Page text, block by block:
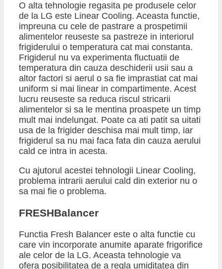
O alta tehnologie regasita pe produsele celor
de la LG este Linear Cooling. Aceasta functie,
impreuna cu cele de pastrare a prospetimii
alimentelor reuseste sa pastreze in interiorul
frigiderului o temperatura cat mai constanta.
Frigiderul nu va experimenta fluctuatii de
temperatura din cauza deschiderii usii sau a
altor factori si aerul o sa fie imprastiat cat mai
uniform si mai linear in compartimente. Acest
lucru reuseste sa reduca riscul stricarii
alimentelor si sa le mentina proaspete un timp
mult mai indelungat. Poate ca ati patit sa uitati
usa de la frigider deschisa mai mult timp, iar
frigiderul sa nu mai faca fata din cauza aerului
cald ce intra in acesta.
Cu ajutorul acestei tehnologii Linear Cooling,
problema intrarii aerului cald din exterior nu o
sa mai fie o problema.
FRESHBalancer
Functia Fresh Balancer este o alta functie cu
care vin incorporate anumite aparate frigorifice
ale celor de la LG. Aceasta tehnologie va
ofera posibilitatea de a regla umiditatea din